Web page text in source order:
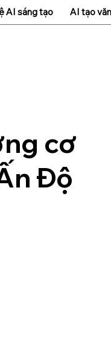
cơ
Độ
AI sáng tạo AI tạo